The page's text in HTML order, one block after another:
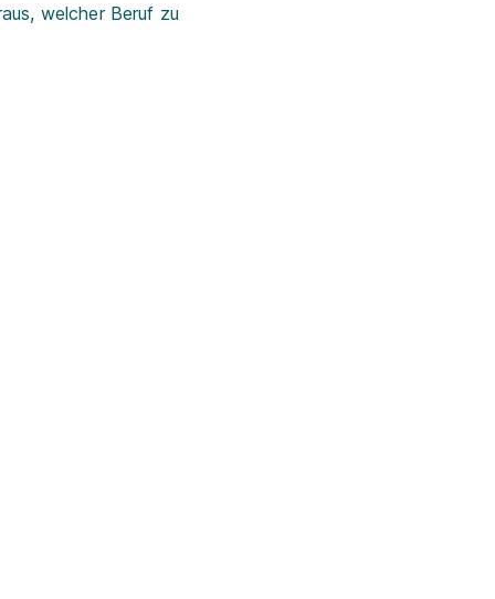
welcher Beruf zu